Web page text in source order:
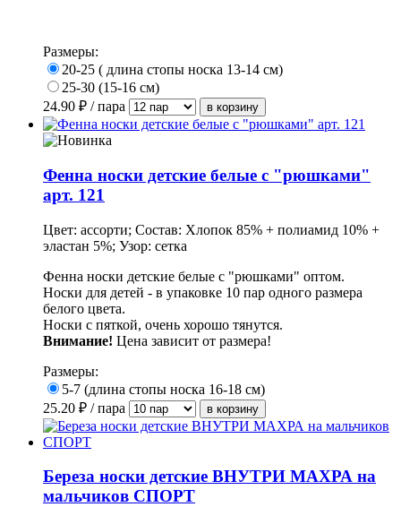
Размеры:
20-25 ( длина стопы носка 13-14 см)
25-30 (15-16 см)
24.90 ₽ / пара
Фенна носки детские белые с "рюшками"
арт. 121
Цвет: ассорти; Состав: Хлопок 85% + полиамид 10% +
эластан 5%; Узор: сетка
Фенна носки детские белые с "рюшками" оптом.
Носки для детей - в упаковке 10 пар одного размера
белого цвета.
Носки с пяткой, очень хорошо тянутся.
Внимание! Цена зависит от размера!
Размеры:
5-7 (длина стопы носка 16-18 см)
25.20 ₽ / пара
Береза носки детские ВНУТРИ МАХРА на
мальчиков СПОРТ